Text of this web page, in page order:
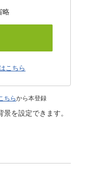
略
こちら
ちらから本登録
を設定できます。